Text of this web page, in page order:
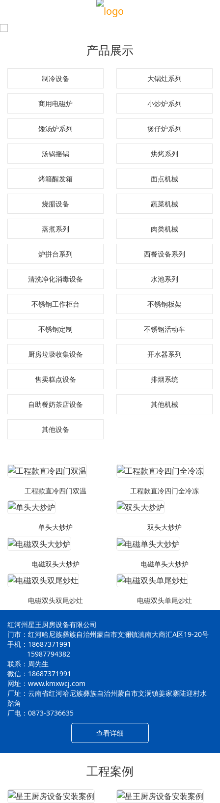
产品展示
制冷设备 大锅灶系列
商用电磁炉 小炒炉系列
矮汤炉系列 煲仔炉系列
汤锅摇锅 烘烤系列
烤箱醒发箱 面点机械
烧腊设备 蔬菜机械
蒸煮系列 肉类机械
炉拼台系列 西餐设备系列
清洗净化消毒设备 水池系列
不锈钢工作柜台 不锈钢板架
不锈钢定制 不锈钢活动车
厨房垃圾收集设备 开水器系列
售卖糕点设备 排烟系统
自助餐奶茶店设备 其他机械
其他设备
工程款直冷四门双温 工程款直冷四门全冷冻
单头大炒炉 双头大炒炉
电磁双头大炒炉 电磁单头大炒炉
电磁双头双尾炒灶 电磁双头单尾炒灶
红河州星王厨房设备有限公司
门市：红河哈尼族彝族自治州蒙自市文澜镇滇南大商汇A区19-20号
手机：18687371991
15987794382
联系：周先生
微信：18687371991
网址：www.kmxwcj.com
厂址：云南省红河哈尼族彝族自治州蒙自市文澜镇姜家寨陆迎村水
踏角
厂电：0873-3736635
查看详细
工程案例